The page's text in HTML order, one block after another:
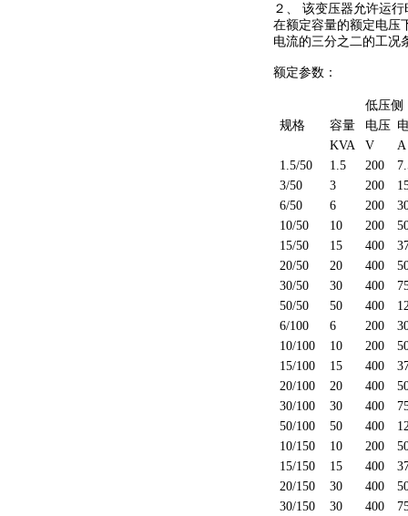
２、 该变压器允许运行
在额定容量的额定电压
电流的三分之二的工况
额定参数：
规格
容量
KVA
低压侧
电压
V
A
1.5/50
1.5 200
3/50
3 200
6/50
6 200
10/50
10 200
15/50
15 400
20/50
20 400
30/50
30 400
50/50
50 400
6/100
6 200
10/100
10 200
15/100
15 400
20/100
20 400
30/100
30 400
50/100
50 400
10/150
10 200
15/150
15 400
20/150
30 400
30/150
30 400